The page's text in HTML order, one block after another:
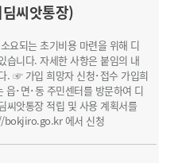
씨앗통장)
요되는 초기비용 마련을 위해 디
습니다. 자세한 사항은 붙임의 내
. ☞ 가입 희망자 신청･접수 가입희
읍･면･동 주민센터를 방문하여 디
씨앗통장 적립 및 사용 계획서를
bokjiro.go.kr 에서 신청